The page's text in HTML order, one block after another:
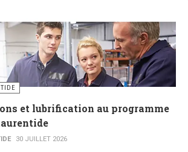
et lubrification au programme
30 JUILLET 2026